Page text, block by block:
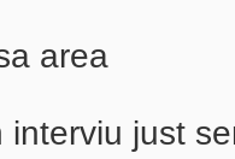
area
interviu just